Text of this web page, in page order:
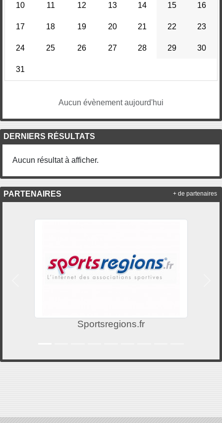
10 11 12 13 14 15 16
17 18 19 20 21 22 23
24 25 26 27 28 29 30
31
Aucun évènement aujourd'hui
DERNIERS RÉSULTATS
Aucun résultat à afficher.
PARTENAIRES
Sportsregions.fr
+ de partenaires